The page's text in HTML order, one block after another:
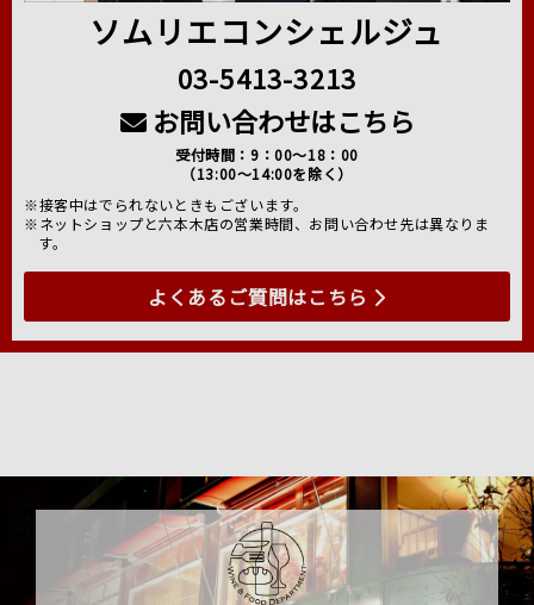
ソムリエコンシェルジュ
03-5413-3213
お問い合わせはこちら
受付時間：9：00～18：00
（13:00～14:00を除く）
※接客中はでられないときもございます。
※ネットショップと六本木店の営業時間、お問い合わせ先は異なりま
す。
よくあるご質問はこちら